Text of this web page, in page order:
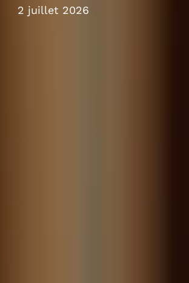
2 juillet 2026